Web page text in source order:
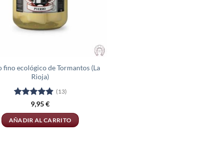
fino ecológico de Tormantos (La
Rioja)
Valorado
de 5
(13)
9,95€
AÑADIR AL CARRITO